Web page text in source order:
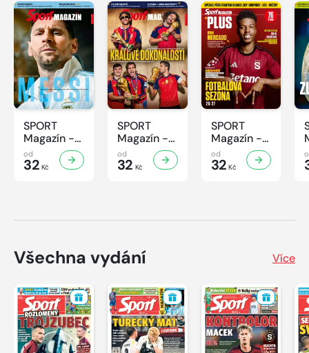
SPORT
Magazín -
32/2026
od
32 Kč
SPORT
Magazín -
31/2026
od
32 Kč
SPORT
Magazín -
30/2026
od
32 Kč
Všechna vydání Více